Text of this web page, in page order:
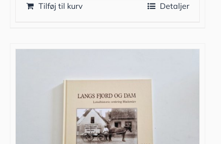
Tilføj til kurv Detaljer